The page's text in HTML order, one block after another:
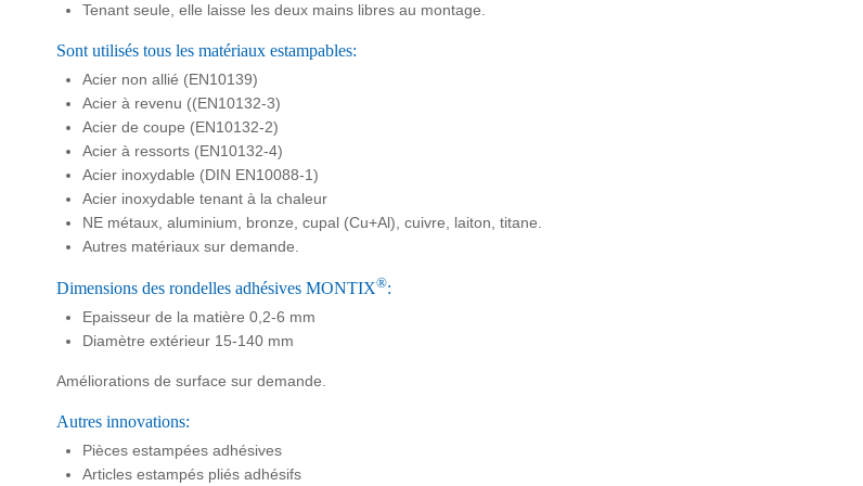
Tenant seule, elle laisse les deux mains libres au montage.
Sont utilisés tous les matériaux estampables:
Acier non allié (EN10139)
Acier à revenu ((EN10132-3)
Acier de coupe (EN10132-2)
Acier à ressorts (EN10132-4)
Acier inoxydable (DIN EN10088-1)
Acier inoxydable tenant à la chaleur
NE métaux, aluminium, bronze, cupal (Cu+Al), cuivre, laiton, titane.
Autres matériaux sur demande.
Dimensions des rondelles adhésives MONTIX®:
Epaisseur de la matière 0,2-6 mm
Diamètre extérieur 15-140 mm
Améliorations de surface sur demande.
Autres innovations:
Pièces estampées adhésives
Articles estampés pliés adhésifs